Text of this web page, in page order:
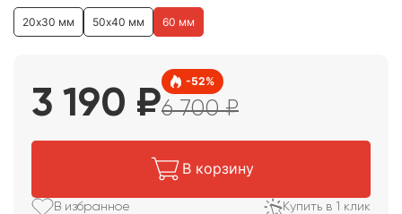
20х30 мм 50х40 мм 60 мм
3 190 ₽
-52%
6 700₽
В корзину
В избранное Купить в 1 клик